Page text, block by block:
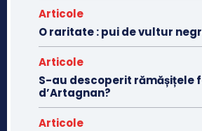
Articole
O raritate : pui de vultur
Articole
S-au descoperit rămășițele
d’Artagnan?
Articole